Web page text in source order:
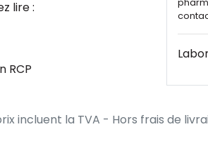
lire :
RCP
incluent la TVA - Hors frais de